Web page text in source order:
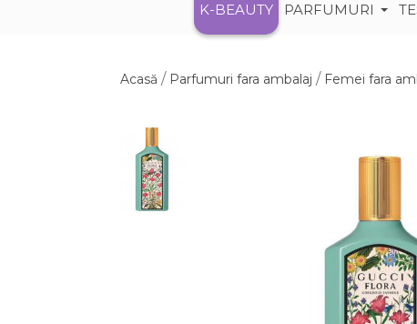
K-BEAUTY PARFUMURI
Acasă Parfumuri fara ambalaj Femei fara